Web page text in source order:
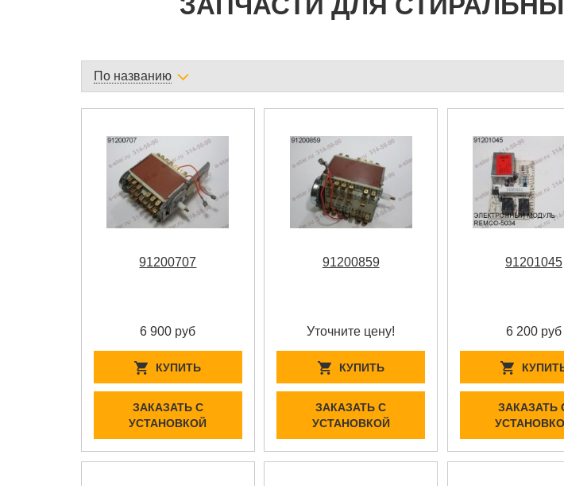
По названию
91200707
6 900 руб
КУПИТЬ
ЗАКАЗАТЬ С
УСТАНОВКОЙ
91200859
Уточните цену!
КУПИТЬ
ЗАКАЗАТЬ С
УСТАНОВКОЙ
91201045
6 200 руб
ЗАКАЗАТЬ